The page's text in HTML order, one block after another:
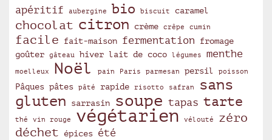
apéritif aubergine bio biscuit caramel
chocolat citron crème crêpe cumin
facile fait-maison fermentation
fromage
goûter
gâteau hiver lait de coco légumes menthe
moelleux Noël pain Paris parmesan persil poisson
Pâques pâtes pâté rapide risotto safran
sans
gluten
sarrasin soupe tapas tarte
thé vin rouge végétarien vélouté
zéro
déchet
épices été